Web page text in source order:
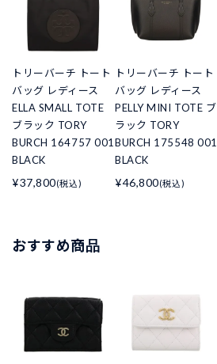
トリーバーチ トート
バッグ レディース
ELLA SMALL TOTE
ブラック TORY
BURCH 164757 001
BLACK
¥37,800(税込)
トリーバーチ トート
バッグ レディース
PELLY MINI TOTE ブ
ラック TORY
BURCH 175548 001
BLACK
¥46,800(税込)
おすすめ商品